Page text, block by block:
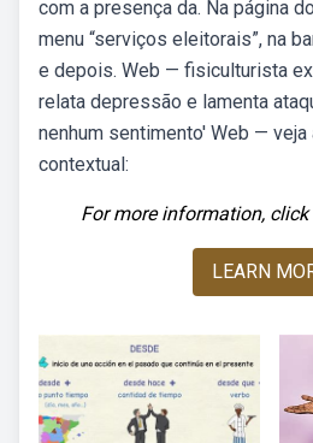
com a presença da. Na página
menu “serviços eleitorais”, na
e depois. Web — fisiculturista
relata depressão e lamenta
nenhum sentimento' Web —
contextual:
For more information,
LEARN